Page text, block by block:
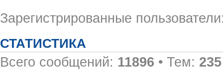
Зарегистрированные
СТАТИСТИКА
Всего сообщений: 11896 • Тем: 235